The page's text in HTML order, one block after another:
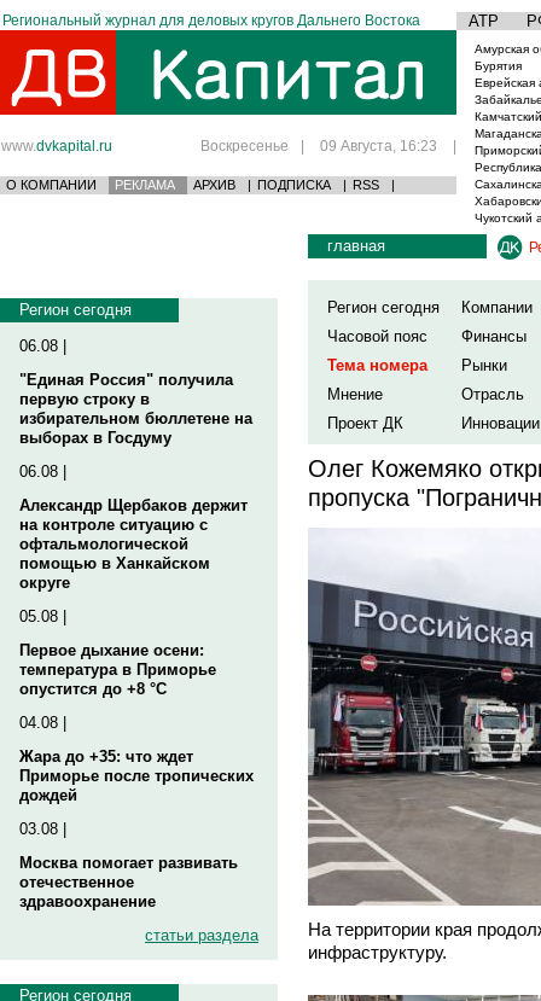
Региональный журнал для деловых кругов Дальнего Востока АТР
www.dvkapital.ru Воскресенье | 09 Августа, 16:23 |
О КОМПАНИИ РЕКЛАМА АРХИВ | ПОДПИСКА | RSS |
Амурская
Бурятия
Еврейская
Чукотский
Регион сегодня
06.08 |
"Единая Россия" получила
первую строку в
избирательном бюллетене на
выборах в Госдуму
06.08 |
Александр Щербаков держит
на контроле ситуацию с
офтальмологической
помощью в Ханкайском
округе
05.08 |
Первое дыхание осени:
температура в Приморье
опустится до +8 °C
04.08 |
Жара до +35: что ждет
Приморье после тропических
дождей
03.08 |
Москва помогает развивать
отечественное
здравоохранение
статьи раздела
Регион сегодня
главная
Регион сегодня
Компании
Часовой пояс
Финансы
Тема номера
Рынки
Мнение
Отрасль
Проект ДК
Инновации
Олег Кожемяко
пропуска
На территории края
инфраструктуру.